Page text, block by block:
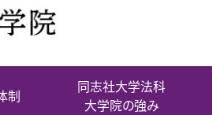
制
同志社大学法科
大学院の強み